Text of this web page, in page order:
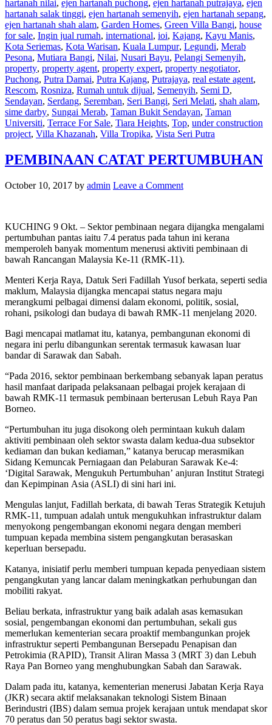
hartanah nilai, ejen hartanah puchong, ejen hartanah putrajaya, ejen
hartanah salak tinggi, ejen hartanah semenyih, ejen hartanah sepang,
ejen hartanah shah alam, Garden Homes, Green Villa Bangi, house
for sale, Ingin jual rumah, international, ioi, Kajang, Kayu Manis,
Kota Seriemas, Kota Warisan, Kuala Lumpur, Legundi, Merab
Pesona, Mutiara Bangi, Nilai, Nusari Bayu, Pelangi Semenyih,
property, property agent, property expert, property negotiator,
Puchong, Putra Damai, Putra Kajang, Putrajaya, real estate agent,
Rescom, Rosniza, Rumah untuk dijual, Semenyih, Semi D,
Sendayan, Serdang, Seremban, Seri Bangi, Seri Melati, shah alam,
sime darby, Sungai Merab, Taman Bukit Sendayan, Taman
Universiti, Terrace For Sale, Tiara Heights, Top, under construction
project, Villa Khazanah, Villa Tropika, Vista Seri Putra
PEMBINAAN CATAT PERTUMBUHAN
October 10, 2017 by admin Leave a Comment
KUCHING 9 Okt. – Sektor pembinaan negara dijangka mengalami
pertumbuhan pantas iaitu 7.4 peratus pada tahun ini kerana
memperoleh banyak momentum menerusi aktiviti pembinaan di
bawah Rancangan Malaysia Ke-11 (RMK-11).
Menteri Kerja Raya, Datuk Seri Fadillah Yusof berkata, seperti sedia
maklum, Malaysia dijangka mencapai status negara maju
merangkumi pelbagai dimensi dalam ekonomi, politik, sosial,
rohani, psikologi dan budaya di bawah RMK-11 menjelang 2020.
Bagi mencapai matlamat itu, katanya, pembangunan ekonomi di
negara ini perlu dibangunkan serentak termasuk kawasan luar
bandar di Sarawak dan Sabah.
“Pada 2016, sektor pembinaan berkembang sebanyak lapan pe­ratus
hasil manfaat daripada pelaksanaan pelbagai projek kerajaan di
bawah RMK-11 termasuk pembinaan berterusan Lebuh Raya Pan
Borneo.
“Pertumbuhan itu juga di­sokong oleh permintaan kukuh dalam
aktiviti pembinaan oleh sektor swasta dalam kedua-dua subsektor
kediaman dan bukan kediaman,” katanya berucap me­rasmikan
Sidang Kemuncak Perniagaan dan Pelaburan Sarawak Ke-4:
‘Digital Sarawak, Me­ngu­kuh Pertumbuhan’ anjuran Institut Strategi
dan Ke­pimpinan Asia (ASLI) di sini hari ini.
Mengulas lanjut, Fadillah ber­kata, di bawah Teras Strategik Ketujuh
RMK-11, tumpuan adalah untuk mengukuhkan infrastruktur dalam
menyokong pengembangan ekonomi negara dengan memberi
tumpuan kepada membina sistem pengangkutan ber­asaskan
keperluan bersepadu.
Katanya, inisiatif perlu memberi tumpuan kepada penyediaan sistem
pengangkutan yang lancar dalam meningkatkan perhubu­ngan dan
mobiliti rakyat.
Beliau berkata, infrastruktur yang baik adalah asas kemasukan
sosial, pengembangan ekonomi dan pertumbuhan, sekali gus
memerlukan kementerian secara proaktif membangunkan projek
infrastruktur seperti Pembangunan Bersepadu Penapisan dan
Petrokimia (RAPID), Transit Ali­ran Massa 3 (MRT 3) dan Lebuh
Raya Pan Borneo yang menghubungkan Sabah dan Sarawak.
Dalam pada itu, katanya, kementerian menerusi Jabatan Kerja Raya
(JKR) secara aktif melaksanakan teknologi Sistem Binaan
Berindustri (IBS) dalam semua projek kerajaan untuk mendapat skor
70 peratus dan 50 peratus bagi sektor swasta.